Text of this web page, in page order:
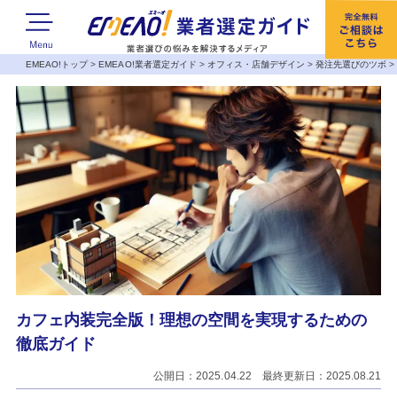
EMEAO!トップ>EMEAO!業者選定ガイド > オフィス・店舗デザイン >発注先選びのツボ >
カフェ内装完全版！理想の空間を実現するための
徹底ガイド
公開日：2025.04.22 最終更新日：2025.08.21